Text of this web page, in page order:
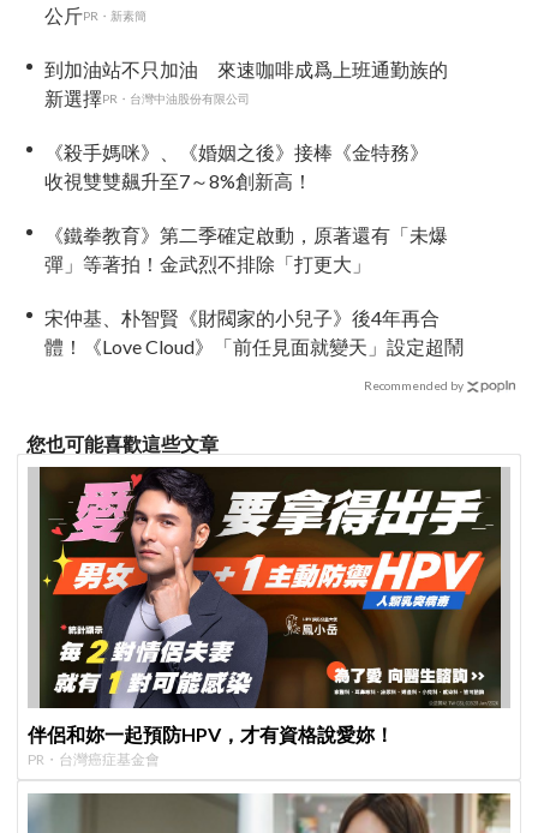
公斤PR・新素簡
到加油站不只加油 來速咖啡成爲上班通勤族的
新選擇PR・台灣中油股份有限公司
《殺手媽咪》、《婚姻之後》接棒《金特務》
收視雙雙飆升至7～8%創新高！
《鐵拳教育》第二季確定啟動，原著還有「未爆
彈」等著拍！金武烈不排除「打更大」
宋仲基、朴智賢《財閥家的小兒子》後4年再合
體！《Love Cloud》「前任見面就變天」設定超鬧
Recommended by
您也可能喜歡這些文章
伴侶和妳一起預防HPV，才有資格說愛妳！
PR・台灣癌症基金會